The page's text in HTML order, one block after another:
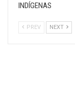
INDÍGENAS
PREV NEXT